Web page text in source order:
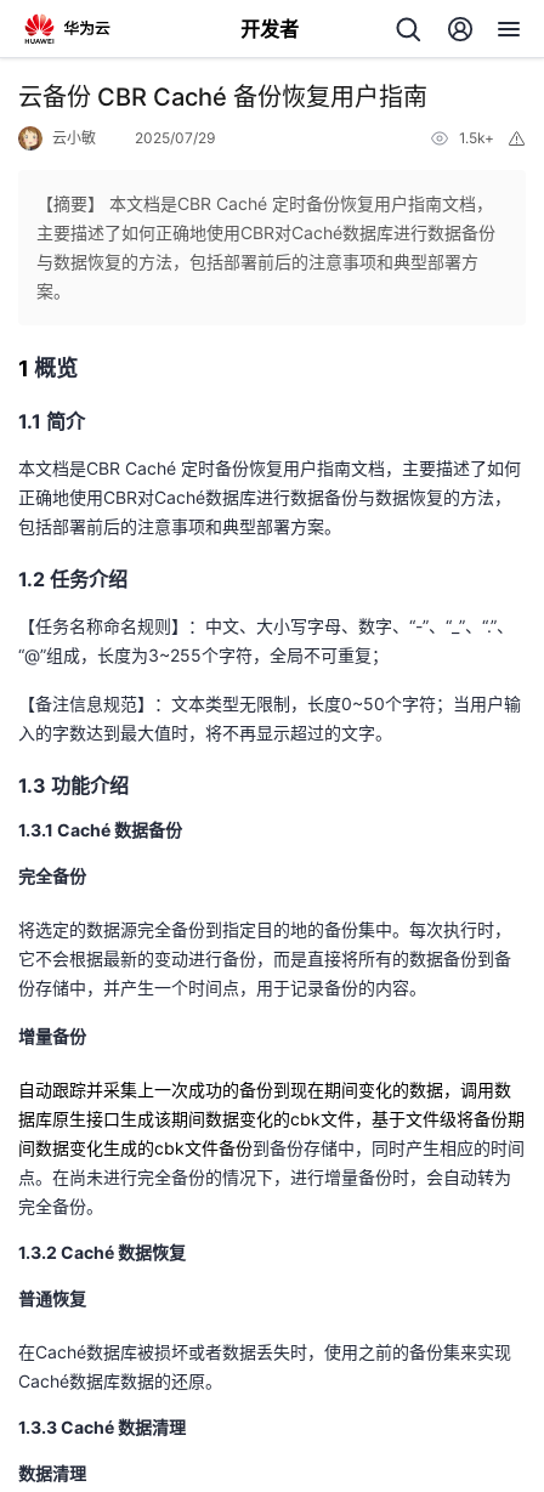
开发者
返
个
人
主
页
的
开
发
者
我
的
客
我
论
坛
的
圈
子
我
的
直
播
我
的
活
我
的
注
我
开
发
学
堂
的
我
的
Programs
我
的
持
我
技
的
云备份 CBR Caché 备份恢复用户指南
云小敏 2025/07/29 1.5k+
【摘要】 本文档是CBR Caché 定时备份恢复用户指南文档，
主要描述了如何正确地使用CBR对Caché数据库进行数据备份
与数据恢复的方法，包括部署前后的注意事项和典型部署方
案。
1 概览
1.1 简介
本文档是CBR Caché 定时备份恢复用户指南文档，主要描述了如何
正确地使用CBR对Caché数据库进行数据备份与数据恢复的方法，
包括部署前后的注意事项和典型部署方案。
1.2 任务介绍
【任务名称命名规则】：中文、大小写字母、数字、“-”、“ ”、“.”、
“@”组成，长度为3~255个字符，全局不可重复；
【备注信息规范】：文本类型无限制，长度0~50个字符；当用户输
入的字数达到最大值时，将不再显示超过的文字。
1.3 功能介绍
1.3.1 Caché 数据备份
完全备份
将选定的数据源完全备份到指定目的地的备份集中。每次执行时，
它不会根据最新的变动进行备份，而是直接将所有的数据备份到备
份存储中，并产生一个时间点，用于记录备份的内容。
增量备份
自动跟踪并采集上一次成功的备份到现在期间变化的数据，调用数
据库原生接口生成该期间数据变化的cbk文件，基于文件级将备份期
间数据变化生成的cbk文件备份到备份存储中，同时产生相应的时间
点。在尚未进行完全备份的情况下，进行增量备份时，会自动转为
完全备份。
1.3.2 Caché 数据恢复
普通恢复
在Caché数据库被损坏或者数据丢失时，使用之前的备份集来实现
Caché数据库数据的还原。
1.3.3Caché 数据清理
数据清理